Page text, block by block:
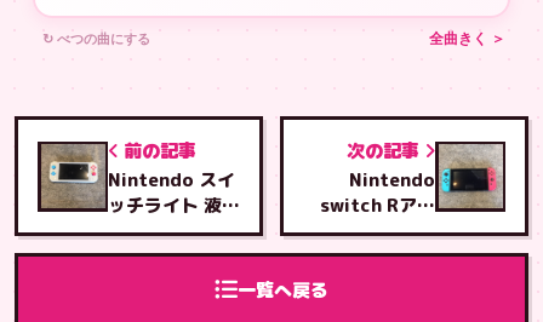
↻ べつの曲にする 全曲きく ＞
前の記事
Nintendo スイ
ッチライト 液晶
交換修理
一覧へ戻る
次の記事
Nintendo
switch Rアナ
ログスティック
交換修理